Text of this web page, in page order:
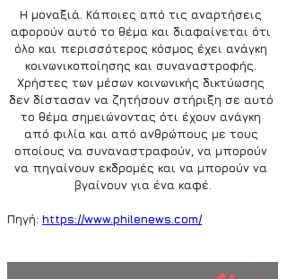
Η μοναξιά. Κάποιες από τις αναρτήσεις
αφορούν αυτό το θέμα και διαφαίνεται ότι
όλο και περισσότερος κόσμος έχει ανάγκη
κοινωνικοποίησης και συναναστροφής.
Χρήστες των μέσων κοινωνικής δικτύωσης
δεν δίστασαν να ζητήσουν στήριξη σε αυτό
το θέμα σημειώνοντας ότι έχουν ανάγκη
από φιλία και από ανθρώπους με τους
οποίους να συναναστραφούν, να μπορούν
να πηγαίνουν εκδρομές και να μπορούν να
βγαίνουν για ένα καφέ.
Πηγή: https://www.philenews.com/